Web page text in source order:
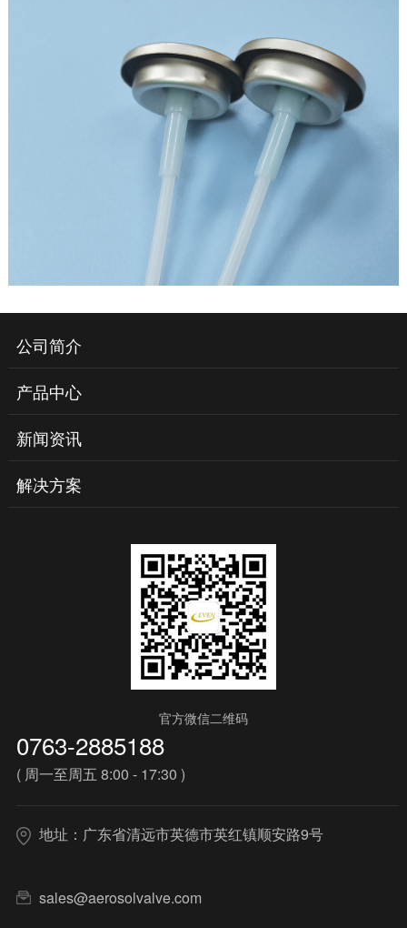
公司简介
产品中心
新闻资讯
解决方案
官方微信二维码
0763-2885188
( 周一至周五 8:00 - 17:30 )
地址：广东省清远市英德市英红镇顺安路9号
sales@aerosolvalve.com